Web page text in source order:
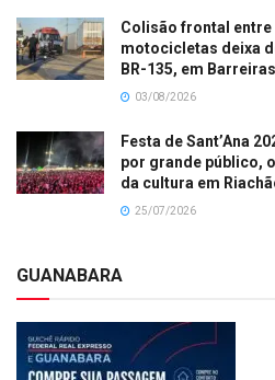
Colisão frontal entre
motocicletas deixa
BR-135, em Barreiras
03/08/2026
Festa de Sant’Ana
por grande público,
da cultura em
25/07/2026
GUANABARA